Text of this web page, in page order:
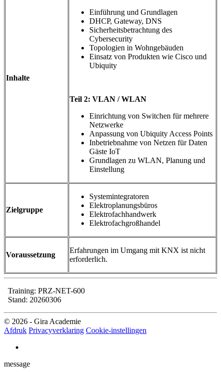
Inhalte
Einführung und Grundlagen
DHCP, Gateway, DNS
Sicherheitsbetrachtung des
Cybersecurity
Topologien in Wohngebäuden
Einsatz von Produkten wie Cisco und
Ubiquity
Teil 2: VLAN / WLAN
Einrichtung von Switchen für mehrere
Netzwerke
Anpassung von Ubiquity Access Points
Inbetriebnahme von Netzen für Daten
Gäste IoT
Grundlagen zu WLAN, Planung und
Einstellung
Zielgruppe
Systemintegratoren
Elektroplanungsbüros
Elektrofachhandwerk
Elektrofachgroßhandel
Voraussetzung
Erfahrungen im Umgang mit KNX ist nicht
erforderlich.
Training: PRZ-NET-600
Stand: 20260306
© 2026 - Gira Academie
Afdruk Privacyverklaring Cookie-instellingen
message